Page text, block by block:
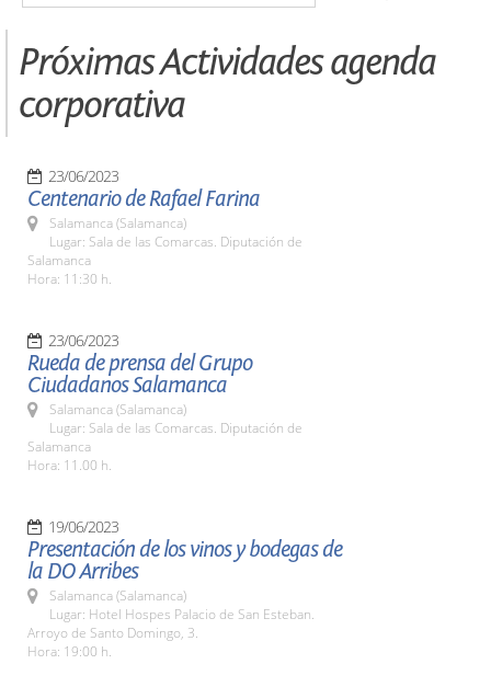
Próximas Actividades agenda
corporativa
23/06/2023
Centenario de Rafael Farina
Salamanca (Salamanca)
Lugar: Sala de las Comarcas. Diputación de
Salamanca
Hora: 11:30 h.
23/06/2023
Rueda de prensa del Grupo
Ciudadanos Salamanca
Salamanca (Salamanca)
Lugar: Sala de las Comarcas. Diputación de
Salamanca
Hora: 11.00 h.
19/06/2023
Presentación de los vinos y bodegas de
la DO Arribes
Salamanca (Salamanca)
Lugar: Hotel Hospes Palacio de San Esteban.
Arroyo de Santo Domingo, 3.
Hora: 19:00 h.